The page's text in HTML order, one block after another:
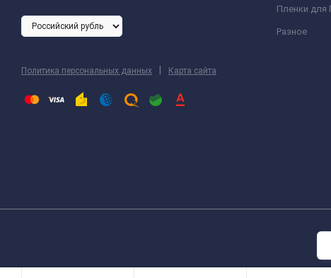
Политика персональных данных Карта сайта
Пленки для
Разное